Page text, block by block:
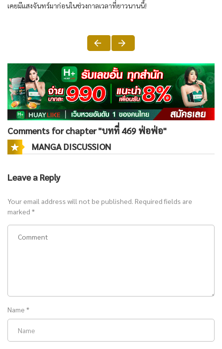
เคยมีแสงจันทร์มาก่อนในช่วงกาลเวลาที่ยาวนานนี้!
Comments for chapter "บทที่ 469 ฟ่อฟ่อ"
MANGA DISCUSSION
Leave a Reply
Your email address will not be published. Required fields are
marked *
Name *